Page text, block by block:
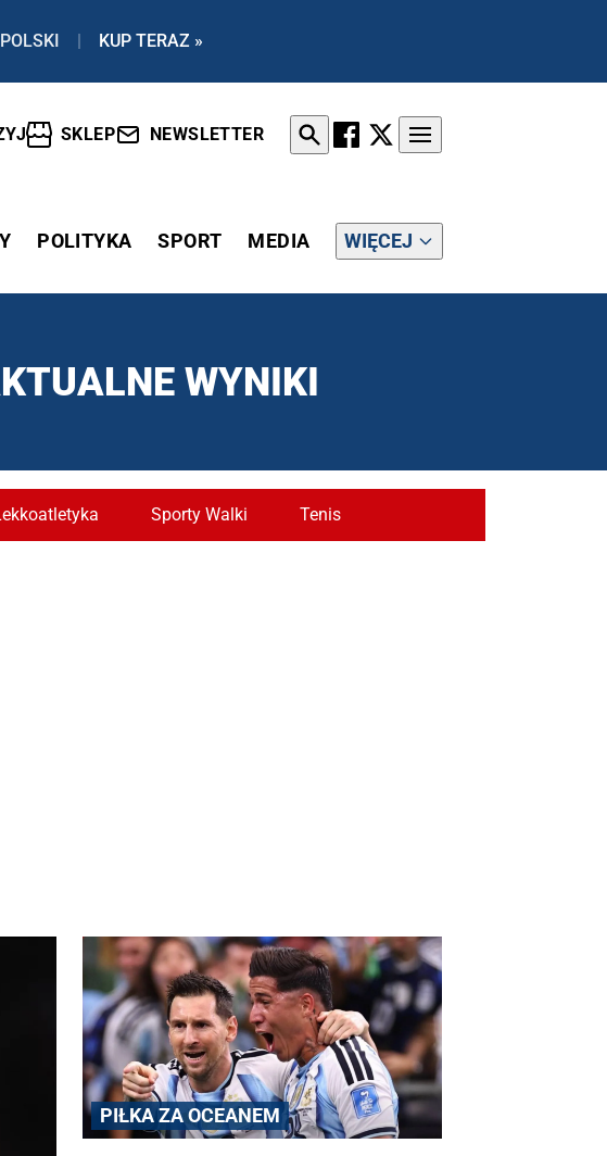
| KUP TERAZ »
SKLEP NEWSLETTER
POLITYKA SPORT MEDIA WIĘCEJ
WYNIKI
Sporty Walki Tenis
PIŁKA ZA OCEANEM